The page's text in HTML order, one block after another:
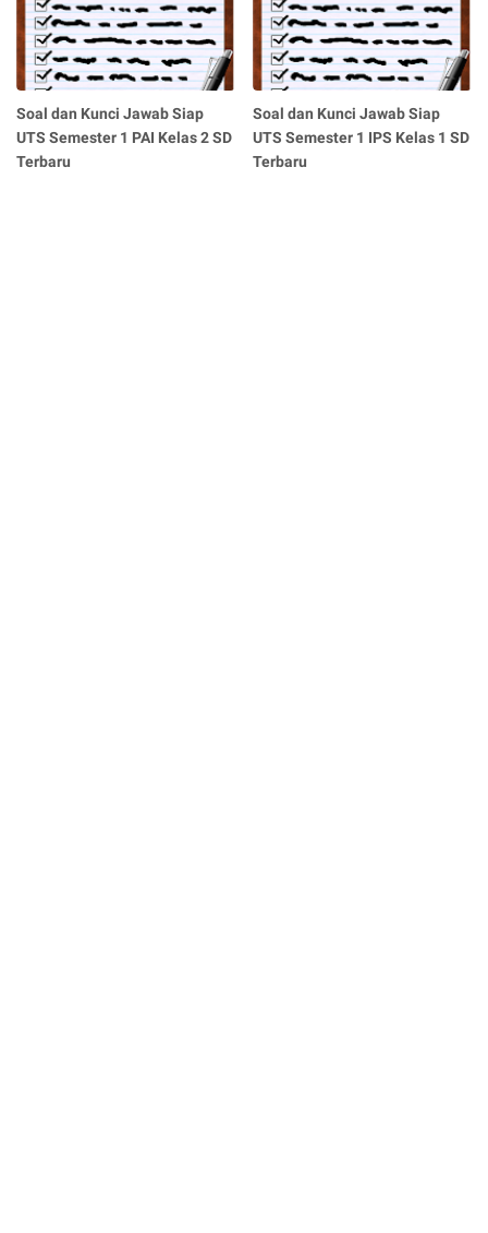
Soal dan Kunci Jawab Siap
UTS Semester 1 PAI Kelas 2 SD
Terbaru
Soal dan Kunci Jawab Siap
UTS Semester 1 IPS Kelas 1 SD
Terbaru